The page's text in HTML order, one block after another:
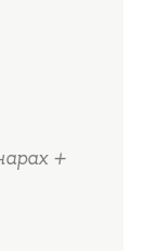
+